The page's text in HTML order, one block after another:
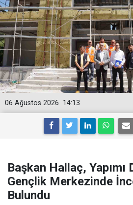
14:13
06 Ağustos 2026
Başkan Hallaç, Yapımı
Gençlik Merkezinde
Bulundu